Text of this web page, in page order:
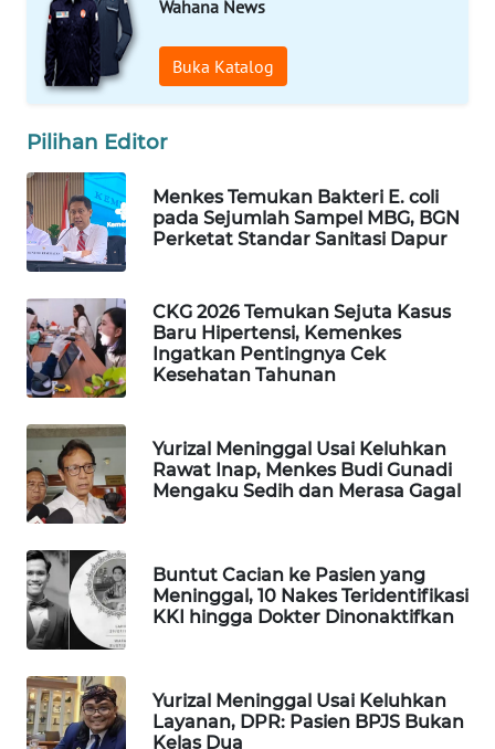
Wahana News
Buka Katalog
Pilihan Editor
Menkes Temukan Bakteri E. coli
pada Sejumlah Sampel MBG, BGN
Perketat Standar Sanitasi Dapur
CKG 2026 Temukan Sejuta Kasus
Baru Hipertensi, Kemenkes
Ingatkan Pentingnya Cek
Kesehatan Tahunan
Yurizal Meninggal Usai Keluhkan
Rawat Inap, Menkes Budi Gunadi
Mengaku Sedih dan Merasa Gagal
Buntut Cacian ke Pasien yang
Meninggal, 10 Nakes Teridentifikasi
KKI hingga Dokter Dinonaktifkan
Yurizal Meninggal Usai Keluhkan
Layanan, DPR: Pasien BPJS Bukan
Kelas Dua
WAHANA
SPORT
WAHANA
UMKM
WAHANA
SELEB
WAHANA
PERSONA
WAHANA
OTOMOTIF
WAHANA
HEALTH
WAHANA
WISATA
LAPAK
WAHANA
Wahana
Network